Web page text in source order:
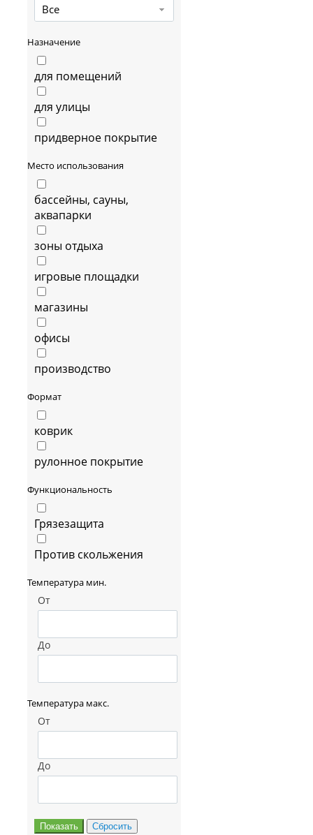
Все
Назначение
для помещений
для улицы
придверное покрытие
Место использования
бассейны, сауны,
аквапарки
зоны отдыха
игровые площадки
магазины
офисы
производство
Формат
коврик
рулонное покрытие
Функциональность
Грязезащита
Против скольжения
Температура мин.
От
До
Температура макс.
От
До